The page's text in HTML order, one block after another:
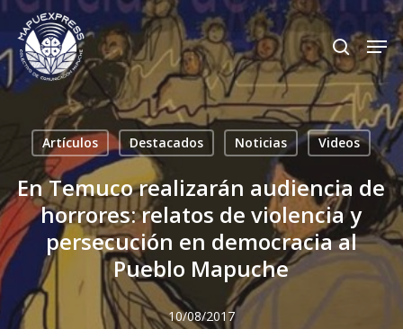
Skip
to
main
content
search
Artículos Destacados Noticias Videos
En Temuco realizarán audiencia de
horrores: relatos de violencia y
persecución en democracia al
Pueblo Mapuche
10/08/2017
Close
Menu